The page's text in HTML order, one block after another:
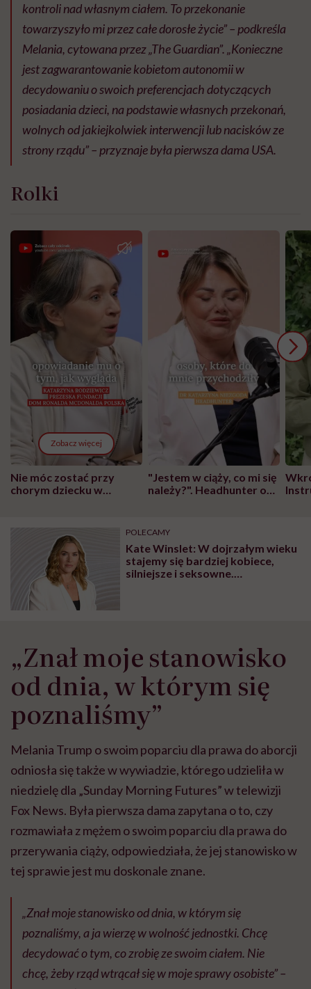
kontroli nad własnym ciałem. To przekonanie
towarzyszyło mi przez całe dorosłe życie” – podkreśla
Melania, cytowana przez „The Guardian”. „Konieczne
jest zagwarantowanie kobietom autonomii w
decydowaniu o swoich preferencjach dotyczących
posiadania dzieci, na podstawie własnych przekonań,
wolnych od jakiejkolwiek interwencji lub nacisków ze
strony rządu” – przyznaje była pierwsza dama USA.
Rolki
Zobacz więcej
Nie móc zostać przy
chorym dziecku w
głupota i brak
wyobraźni"
"Jestem w ciąży, co mi się
należy?". Headhunter o
pracy
POLECAMY
Kate Winslet: W dojrzałym wieku
stajemy się bardziej kobiece,
silniejsze i seksowne.
„Znał moje stanowisko
od dnia, w którym się
poznaliśmy”
Melania Trump o swoim poparciu dla prawa do aborcji
odniosła się także w wywiadzie, którego udzieliła w
niedzielę dla „Sunday Morning Futures” w telewizji
Fox News. Była pierwsza dama zapytana o to, czy
rozmawiała z mężem o swoim poparciu dla prawa do
przerywania ciąży, odpowiedziała, że jej stanowisko w
tej sprawie jest mu doskonale znane.
„Znał moje stanowisko od dnia, w którym się
poznaliśmy, a ja wierzę w wolność jednostki. Chcę
decydować o tym, co zrobię ze swoim ciałem. Nie
chcę, żeby rząd wtrącał się w moje sprawy osobiste” –